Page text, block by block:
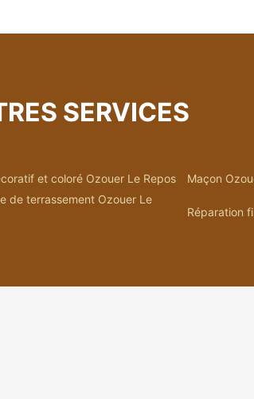
SERVICES
et coloré Ozouer Le Repos Maçon
de terrassement Ozouer Le
Réparation